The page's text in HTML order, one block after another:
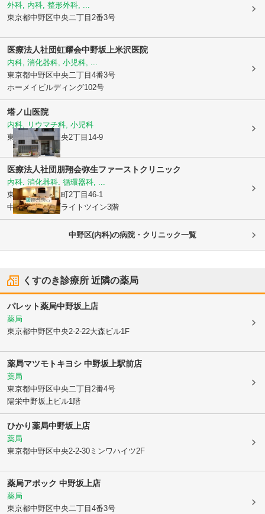
外科, 内科, 整形外科, ...
東京都中野区中央二丁目2番3号
医療法人社団虹耀会中野坂上米沢医院
内科, 消化器科, 小児科, ...
東京都中野区中央二丁目4番3号
ホーメイビルディング102号
塔ノ山医院
内科, リウマチ科, 小児科
東京都中野区中央2丁目14-9
医療法人社団朋翔会弥生ファーストクリニック
内科, 消化器科, 循環器科, ...
東京都中野区本町2丁目46-1
中野坂上サンブライトツイン3階
中野区(内科)の病院・クリニック一覧
くすのき診療所 近隣の薬局
パレット薬局中野坂上店
薬局
東京都中野区中央2-2-22大森ビル1F
薬局マツモトキヨシ 中野坂上駅前店
薬局
東京都中野区中央二丁目2番4号
陽栄中野坂上ビル1階
ひかり薬局中野坂上店
薬局
東京都中野区中央2-2-30ミンワハイツ2F
薬局アポック 中野坂上店
薬局
東京都中野区中央二丁目4番3号